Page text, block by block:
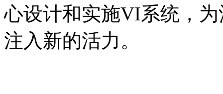
心设计和实施VI系统，
注入新的活力。